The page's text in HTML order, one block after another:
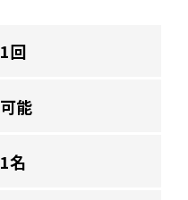
1回
可能
1名